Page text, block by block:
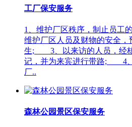
工厂保安服务
1、维护厂区秩序，制止员
维护厂区人员及财物的安全
生; 3、以来访的人员，经
记，并为来宾进行带路; 4
厂..
森林公园景区保安服务